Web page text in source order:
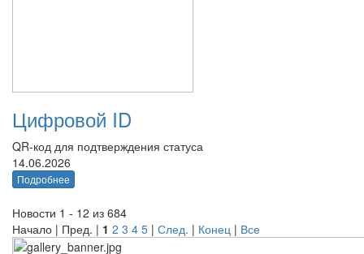
Цифровой ID
QR-код для подтверждения статуса
14.06.2026
Подробнее
Новости 1 - 12 из 684
Начало | Пред. | 1 2 3 4 5 | След. | Конец | Все